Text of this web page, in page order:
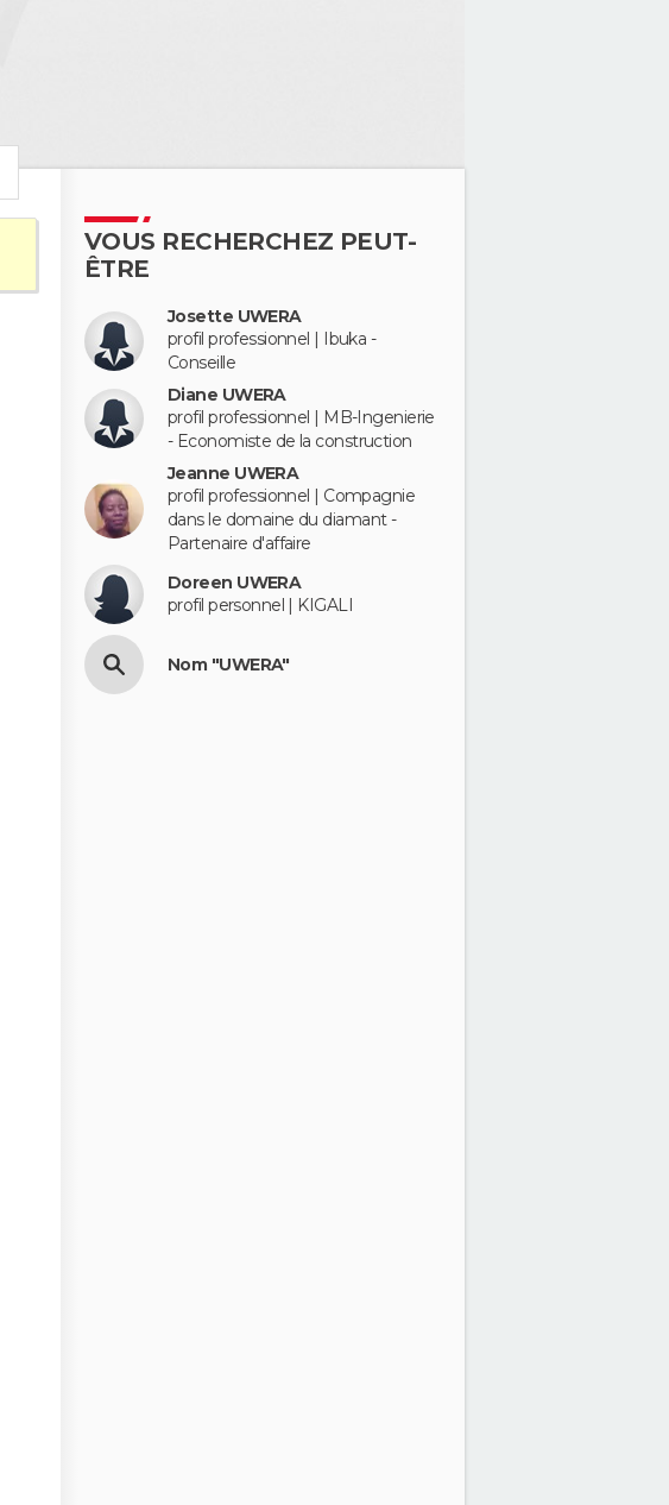
VOUS RECHERCHEZ PEUT-
ÊTRE
Josette UWERA
profil professionnel | Ibuka -
Conseille
Diane UWERA
profil professionnel | MB-Ingenierie
- Economiste de la construction
Jeanne UWERA
profil professionnel | Compagnie
dans le domaine du diamant -
Partenaire d'affaire
Doreen UWERA
profil personnel | KIGALI
Nom "UWERA"